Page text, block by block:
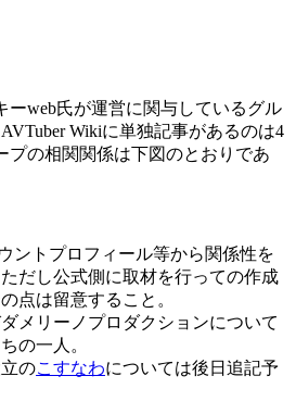
ーweb氏が運営に関与しているグル
Wikiに単独記事があるのは4
プの相関関係は下図のとおりであ
ントプロフィール等から関係性を
だし公式側に取材を行っての作成
点は留意すること。
メリーノプロダクションについて
の一人。
のこすなわについては後日追記予